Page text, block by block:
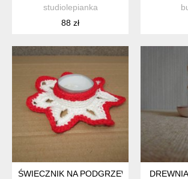
studiolepianka
88 zł
ŚWIECZNIK NA PODGRZEWACZA